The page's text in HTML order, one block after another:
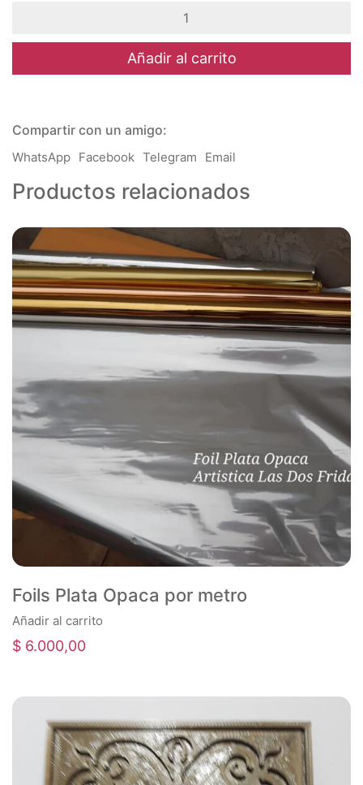
Marcadores
13
cantidad
Añadir al carrito
Compartir con un amigo:
WhatsApp Facebook Telegram Email
Productos relacionados
Foils Plata Opaca por metro
Añadir al carrito
$ 6.000,00